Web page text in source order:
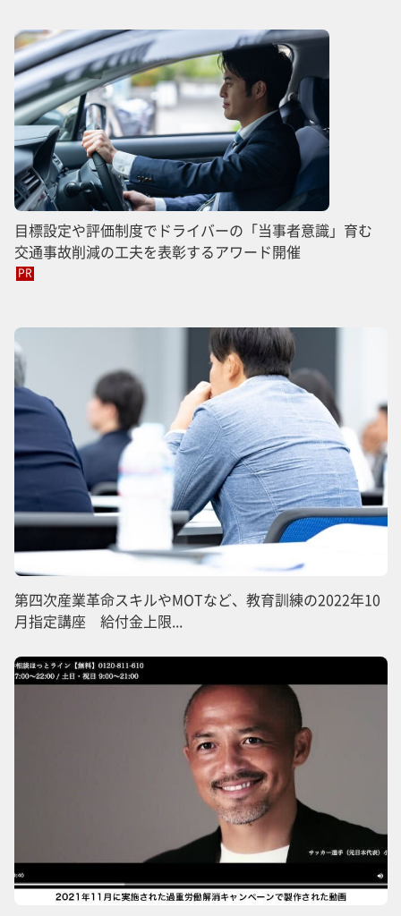
目標設定や評価制度でドライバーの「当事者意識」育む
交通事故削減の工夫を表彰するアワード開催
PR
第四次産業革命スキルやMOTなど、教育訓練の2022年10
月指定講座 給付金上限...